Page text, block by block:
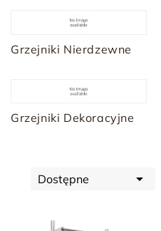
Grzejniki Nierdzewne
Grzejniki Dekoracyjne
Dostępne 